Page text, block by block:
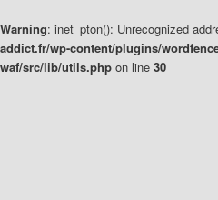
Warning: inet_pton(): Unrecognized
addict.fr/wp-content/plugins/
waf/src/lib/utils.php on line 30